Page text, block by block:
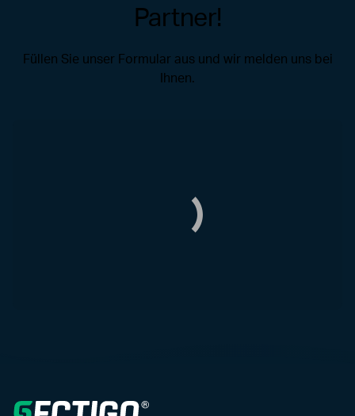
Partner!
Füllen Sie unser Formular aus und wir melden uns bei
Ihnen.